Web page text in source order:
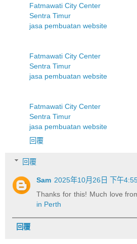
Fatmawati City Center
Sentra Timur
jasa pembuatan website
Fatmawati City Center
Sentra Timur
jasa pembuatan website
Fatmawati City Center
Sentra Timur
jasa pembuatan website
回覆
回覆
Sam 2025年10月26日 下午
Thanks for this! Much love
in Perth
回覆